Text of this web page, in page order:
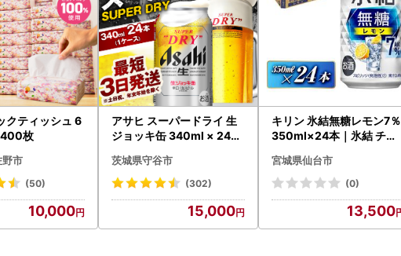
クティッシュ 6
枚
野市
(50)
10,000
アサヒ スーパードライ 生
ジョッキ缶 340ml × 24本
ビール お酒 Asahi 守谷市
茨城県守谷市
(302)
15,000
キリン 氷結無糖レモン7％
350ml×24本｜氷結 チュ
宮城県仙台市
(0)
13,500